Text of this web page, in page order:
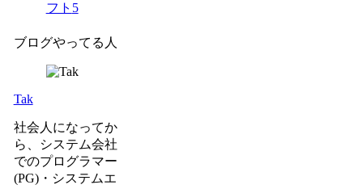
フト 5
ブログやってる人
Tak
社会人になってか
ら、システム会社
でのプログラマー
(PG)・システムエ